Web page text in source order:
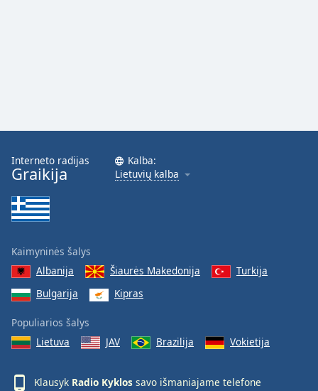
Interneto radijas
Graikija
Kalba:
Lietuvių kalba
Kaimyninės šalys
Albanija
Šiaurės Makedonija
Turkija
Bulgarija
Kipras
Populiarios šalys
Lietuva
JAV Brazilija Vokietija
Klausyk Radio Kyklos savo išmaniajame telefone